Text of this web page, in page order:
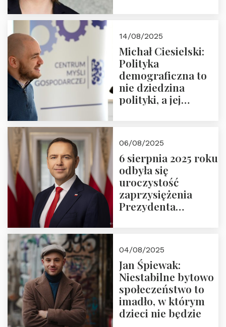
14/08/2025
Michał Ciesielski:
Polityka
demograficzna to
nie dziedzina
polityki, a jej
06/08/2025
6 sierpnia 2025 roku
odbyła się
uroczystość
zaprzysiężenia
Prezydenta
Nawrockiego
04/08/2025
Jan Śpiewak:
Niestabilne bytowo
społeczeństwo to
imadło, w którym
dzieci nie będzie